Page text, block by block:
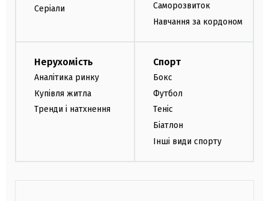
Серіали
Саморозвиток
Навчання за кордоном
Нерухомість
Аналітика ринку
Купівля житла
Тренди і натхнення
Спорт
Бокс
Футбол
Теніс
Біатлон
Інші види спорту